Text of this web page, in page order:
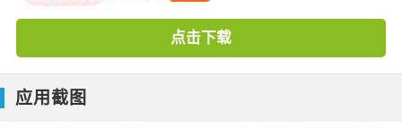
点击下载
应用截图